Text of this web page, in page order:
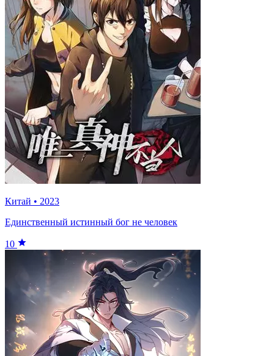
Китай • 2023
Единственный истинный бог не человек
10